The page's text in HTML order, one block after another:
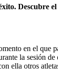
Descubre
en el
la sesión
ella otros